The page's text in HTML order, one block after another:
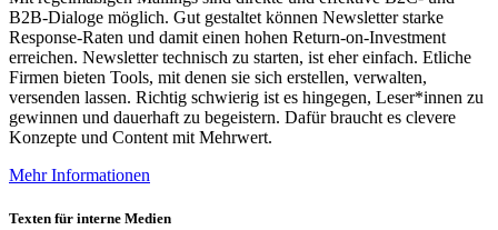
B2B-Dialoge möglich. Gut gestaltet können Newsletter starke
Response-Raten und damit einen hohen Return-on-Investment
erreichen. Newsletter technisch zu starten, ist eher einfach. Etliche
Firmen bieten Tools, mit denen sie sich erstellen, verwalten,
versenden lassen. Richtig schwierig ist es hingegen, Leser*innen zu
gewinnen und dauerhaft zu begeistern. Dafür braucht es clevere
Konzepte und Content mit Mehrwert.
Mehr Informationen
Texten für interne Medien